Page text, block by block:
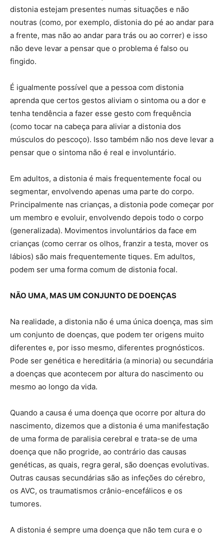
distonia estejam presentes numas situações e não
noutras (como, por exemplo, distonia do pé ao andar para
a frente, mas não ao andar para trás ou ao correr) e isso
não deve levar a pensar que o problema é falso ou
fingido.
É igualmente possível que a pessoa com distonia
aprenda que certos gestos aliviam o sintoma ou a dor e
tenha tendência a fazer esse gesto com frequência
(como tocar na cabeça para aliviar a distonia dos
músculos do pescoço). Isso também não nos deve levar a
pensar que o sintoma não é real e involuntário.
Em adultos, a distonia é mais frequentemente focal ou
segmentar, envolvendo apenas uma parte do corpo.
Principalmente nas crianças, a distonia pode começar por
um membro e evoluir, envolvendo depois todo o corpo
(generalizada). Movimentos involuntários da face em
crianças (como cerrar os olhos, franzir a testa, mover os
lábios) são mais frequentemente tiques. Em adultos,
podem ser uma forma comum de distonia focal.
NÃO UMA, MAS UM CONJUNTO DE DOENÇAS
Na realidade, a distonia não é uma única doença, mas sim
um conjunto de doenças, que podem ter origens muito
diferentes e, por isso mesmo, diferentes prognósticos.
Pode ser genética e hereditária (a minoria) ou secundária
a doenças que acontecem por altura do nascimento ou
mesmo ao longo da vida.
Quando a causa é uma doença que ocorre por altura do
nascimento, dizemos que a distonia é uma manifestação
de uma forma de paralisia cerebral e trata-se de uma
doença que não progride, ao contrário das causas
genéticas, as quais, regra geral, são doenças evolutivas.
Outras causas secundárias são as infeções do cérebro,
os AVC, os traumatismos crânio-encefálicos e os
tumores.
A distonia é sempre uma doença que não tem cura e o